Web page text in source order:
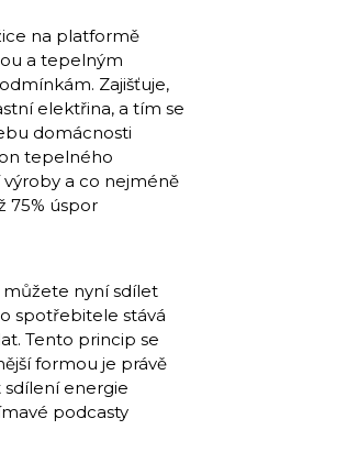
na platformě
a tepelným
Zajišťuje,
elektřina, a tím se
domácnosti
tepelného
a co nejméně
75% úspor
nyní sdílet
spotřebitele stává
Tento princip se
formou je právě
energie
podcasty